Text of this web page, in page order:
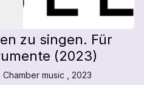
zu singen. Für
(2023)
music , 2023